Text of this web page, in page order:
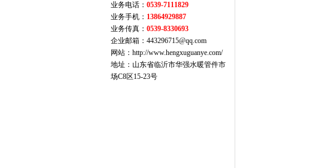
业务电话： 0539-7111829
业务手机： 13864929887
业务传真： 0539-8330693
企业邮箱：443296715@qq.com
网站：http://www.hengxuguanye.com/
地址：山东省临沂市华强水暖管件市
场C8区15-23号